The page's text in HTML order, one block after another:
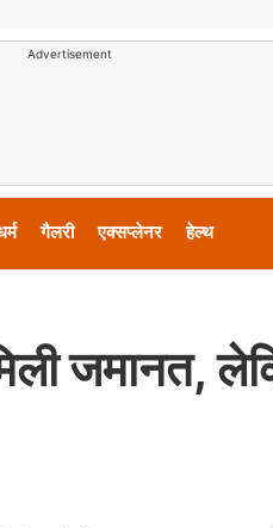
Advertisement
गैलरी एक्सप्लेनर हेल्थ
जमानत,